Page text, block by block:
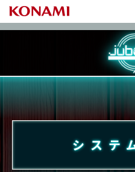
システ